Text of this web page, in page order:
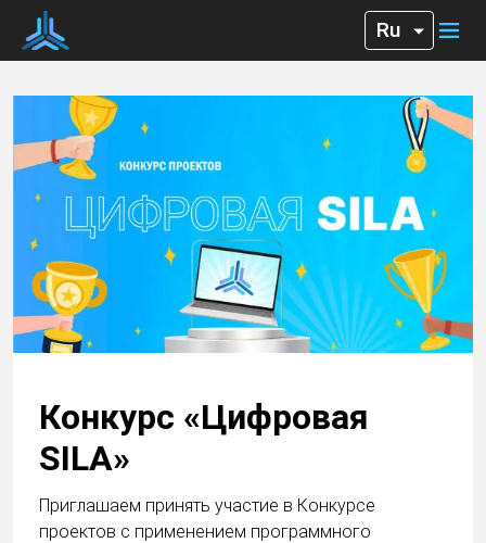
Конкурс «Цифровая
SILA»
Приглашаем принять участие в Конкурсе
проектов с применением программного